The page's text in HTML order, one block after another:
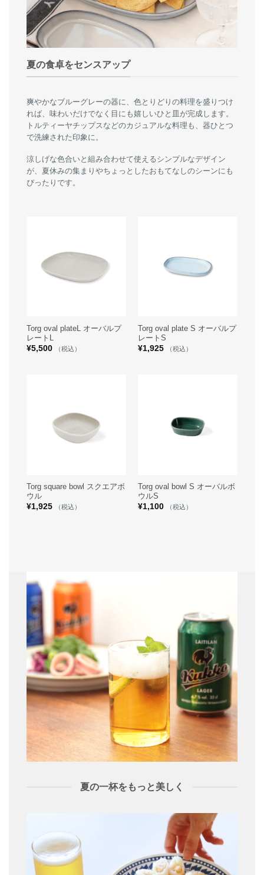
夏の食卓をセンスアップ
爽やかなブルーグレーの器に、色とりどりの料理を盛りつけ
れば、味わいだけでなく目にも嬉しいひと皿が完成します。
トルティーヤチップスなどのカジュアルな料理も、器ひとつ
で洗練された印象に。
涼しげな色合いと組み合わせて使えるシンプルなデザイン
が、夏休みの集まりやちょっとしたおもてなしのシーンにも
ぴったりです。
Torg oval plateL オーバルプ
レートL
¥5,500 （税込）
Torg oval plate S オーバルプ
レートS
¥1,925 （税込）
Torg square bowl スクエアボ
ウル
¥1,925 （税込）
Torg oval bowl S オーバルボ
ウルS
¥1,100 （税込）
夏の一杯をもっと美しく